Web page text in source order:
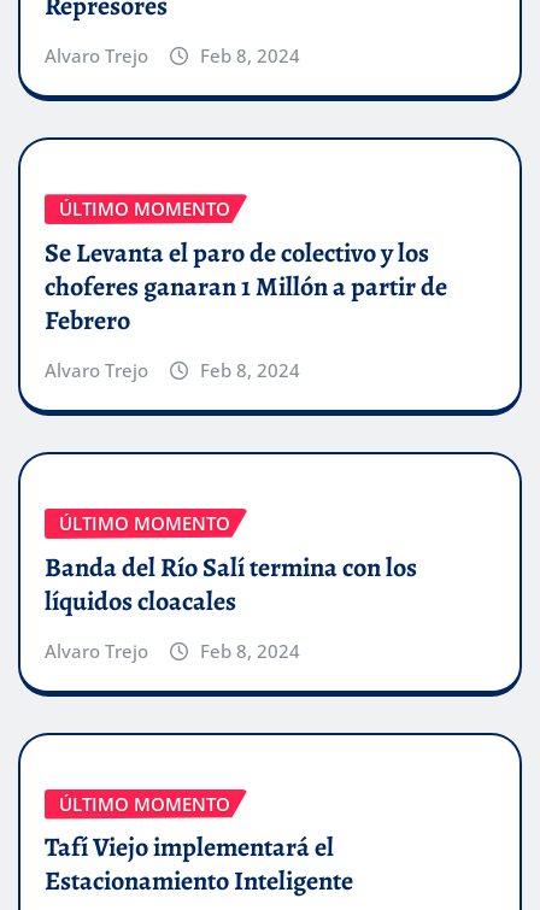
Alvaro Trejo Feb 8, 2024
ÚLTIMO MOMENTO
Se Levanta el paro de colectivo y los
choferes ganaran 1 Millón a partir de
Febrero
Alvaro Trejo Feb 8, 2024
ÚLTIMO MOMENTO
Banda del Río Salí termina con los
líquidos cloacales
Alvaro Trejo Feb 8, 2024
ÚLTIMO MOMENTO
Tafí Viejo implementará el
Estacionamiento Inteligente